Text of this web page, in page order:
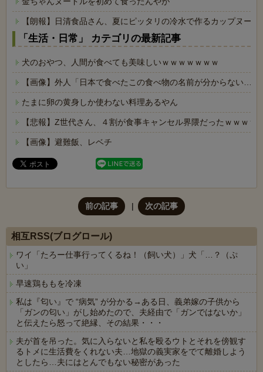
【朗報】日清食品さん、夏にピッタリの冷水で作るカップヌード
「生活・日常」 カテゴリの最新記事
犬のおやつ、人間が食べても美味しいｗｗｗｗｗｗｗ
【画像】外人「日本で食べたこの食べ物の名前が分からない…
たまに卵の黄身しか使わない料理あるやん
【悲報】Z世代さん、４割が食事キャンセル界隈だったｗｗｗｗ
【画像】避難飯、レベチ
前の記事 次の記事
相互RSS(ブログロール)
ワイ「たろー仕事行ってくるね！（飼い犬）」犬「…？（ぷ
い」
早速鶏ももを冷凍
私は『匂い』で “病気” が分かる→ある日、義弟嫁の子供から
「ガンの匂い」がし始めたので、夫経由で「ガンではないか」
と伝えたら怒って絶縁、その結果・・・
夫が首を吊った。気に入らないと私を殴るウトとそれを傍観す
るトメに生活費をくれない夫…地獄の義実家をでて離婚しよう
としたら…夫にはとんでもない秘密があった